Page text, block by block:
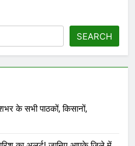
SEARCH
के सभी पाठकों, किसानों,